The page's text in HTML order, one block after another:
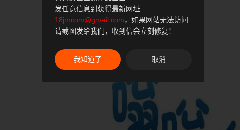
发任意信息到获得最新网址:
18jmcom@gmail.com，如果网站无法访问
请截图发给我们，收到信会立刻修复！
我知道了 取消